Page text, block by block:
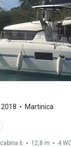
2018 Martinica
cabina 6 12,8 m 4